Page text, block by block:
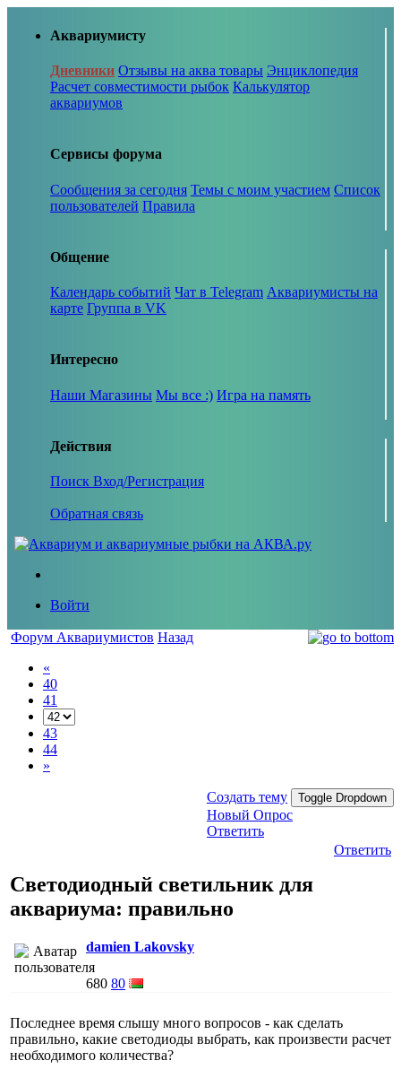
Аквариумисту
Дневники Отзывы на аква товары Энциклопедия
Расчет совместимости рыбок Калькулятор
аквариумов
Сервисы форума
Сообщения за сегодня Темы с моим участием Список
пользователей Правила
Общение
Календарь событий Чат в Telegram Аквариумисты на
карте Группа в VK
Интересно
Наши Магазины Мы все :) Игра на память
Действия
Поиск Вход/Регистрация
Обратная связь
Войти
Форум Аквариумистов Назад
«
40
41
43
44
»
Создать тему Toggle Dropdown
Новый Опрос
Ответить
Ответить
Светодиодный светильник для
аквариума: правильно
damien Lakovsky
680 80
Последнее время слышу много вопросов - как сделать
правильно, какие светодиоды выбрать, как произвести расчет
необходимого количества?